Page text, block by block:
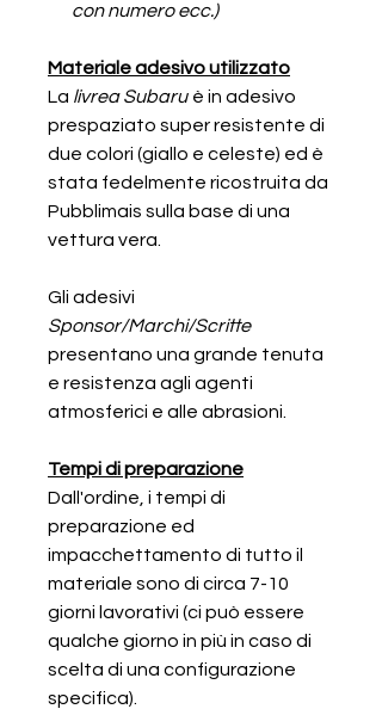
con numero ecc.)
Materiale adesivo utilizzato
La livrea Subaru è in adesivo
prespaziato super resistente di
due colori (giallo e celeste) ed è
stata fedelmente ricostruita da
Pubblimais sulla base di una
vettura vera.
Gli adesivi
Sponsor/Marchi/Scritte
presentano una grande tenuta
e resistenza agli agenti
atmosferici e alle abrasioni.
Tempi di preparazione
Dall'ordine, i tempi di
preparazione ed
impacchettamento di tutto il
materiale sono di circa 7-10
giorni lavorativi (ci può essere
qualche giorno in più in caso di
scelta di una configurazione
specifica).